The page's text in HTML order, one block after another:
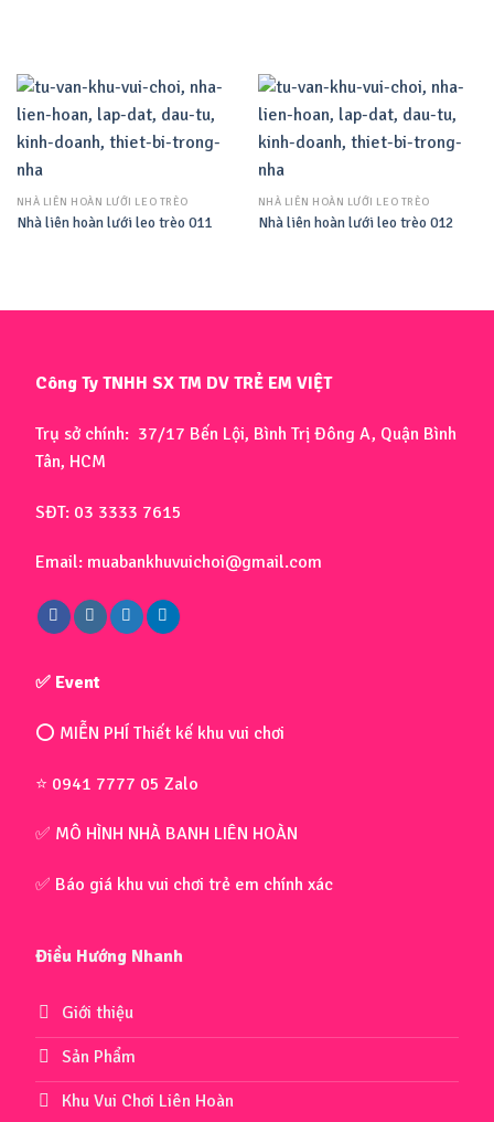
NHÀ LIÊN HOÀN LƯỚI LEO TRÈO
Nhà liên hoàn lưới leo trèo 011
NHÀ LIÊN HOÀN LƯỚI LEO TRÈO
Nhà liên hoàn lưới leo trèo 012
Công Ty TNHH SX TM DV TRẺ EM VIỆT
Trụ sở chính: 37/17 Bến Lội, Bình Trị Đông A, Quận Bình
Tân, HCM
SĐT: 03 3333 7615
Email: muabankhuvuichoi@gmail.com
✅ Event
⭕ MIỄN PHÍ Thiết kế khu vui chơi
⭐ 0941 7777 05 Zalo
✅ MÔ HÌNH NHÀ BANH LIÊN HOÀN
✅ Báo giá khu vui chơi trẻ em chính xác
Điều Hướng Nhanh
Giới thiệu
Sản Phẩm
Khu Vui Chơi Liên Hoàn